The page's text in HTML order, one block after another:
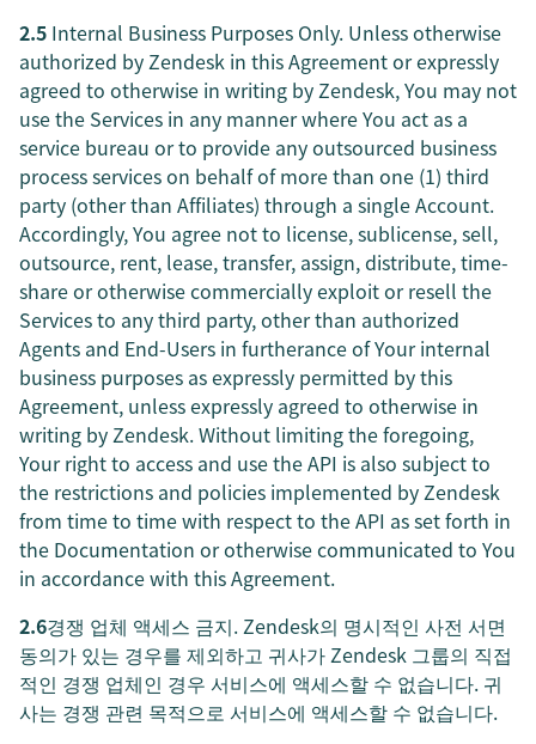
2.5 Internal Business Purposes Only. Unless otherwise
authorized by Zendesk in this Agreement or expressly
agreed to otherwise in writing by Zendesk, You may not
use the Services in any manner where You act as a
service bureau or to provide any outsourced business
process services on behalf of more than one (1) third
party (other than Affiliates) through a single Account.
Accordingly, You agree not to license, sublicense, sell,
outsource, rent, lease, transfer, assign, distribute, time-
share or otherwise commercially exploit or resell the
Services to any third party, other than authorized
Agents and End-Users in furtherance of Your internal
business purposes as expressly permitted by this
Agreement, unless expressly agreed to otherwise in
writing by Zendesk. Without limiting the foregoing,
Your right to access and use the API is also subject to
the restrictions and policies implemented by Zendesk
from time to time with respect to the API as set forth in
the Documentation or otherwise communicated to You
in accordance with this Agreement.
2.6경쟁 업체 액세스 금지. Zendesk의 명시적인 사전 서면
동의가 있는 경우를 제외하고 귀사가 Zendesk 그룹의 직접
적인 경쟁 업체인 경우 서비스에 액세스할 수 없습니다. 귀
사는 경쟁 관련 목적으로 서비스에 액세스할 수 없습니다.